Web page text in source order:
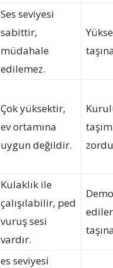
Ses seviyesi
sabittir,
müdahale
edilemez.
Çok yüksektir,
ev ortamına
uygun değildir.
Kulaklık ile
çalışılabilir, ped
vuruş sesi
vardır.
es seviyesi